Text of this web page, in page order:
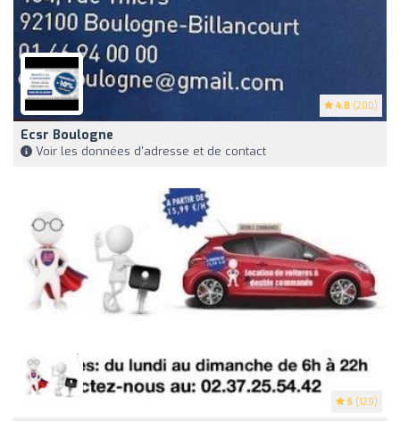
4.8 (200)
Ecsr Boulogne
Voir les données d'adresse et de contact
5 (129)